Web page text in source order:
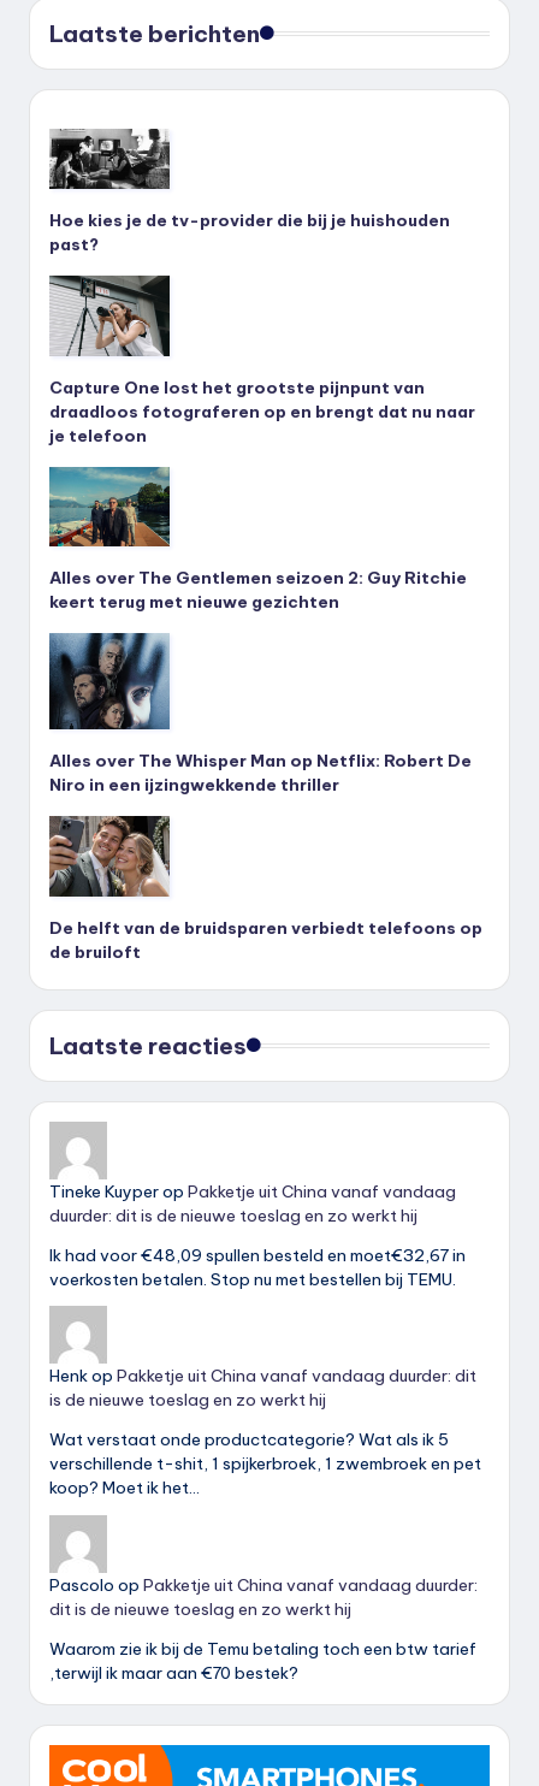
Laatste berichten
Hoe kies je de tv-provider die bij je huishouden
past?
Capture One lost het grootste pijnpunt van
draadloos fotograferen op en brengt dat nu naar
je telefoon
Alles over The Gentlemen seizoen 2: Guy Ritchie
keert terug met nieuwe gezichten
Alles over The Whisper Man op Netflix: Robert De
Niro in een ijzingwekkende thriller
De helft van de bruidsparen verbiedt telefoons op
de bruiloft
Laatste reacties
Tineke Kuyperop Pakketje uit China vanaf vandaag
duurder: dit is de nieuwe toeslag en zo werkt hij
Ik had voor €48,09 spullen besteld en moet€32,67 in
voerkosten betalen. Stop nu met bestellen bij TEMU.
Henkop Pakketje uit China vanaf vandaag duurder: dit
is de nieuwe toeslag en zo werkt hij
Wat verstaat onde productcategorie? Wat als ik 5
verschillende t-shit, 1 spijkerbroek, 1 zwembroek en pet
koop? Moet ik het…
Pascolo op Pakketje uit China vanaf vandaag duurder:
dit is de nieuwe toeslag en zo werkt hij
Waarom zie ik bij de Temu betaling toch een btw tarief
,terwijl ik maar aan €70 bestek?